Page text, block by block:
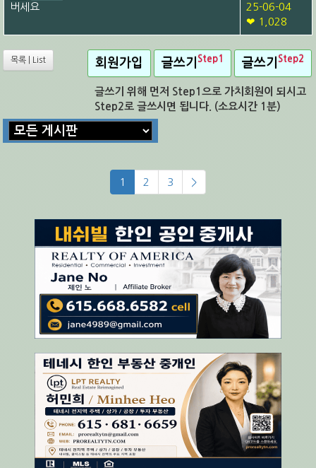
버세요
25-06-04
❤ 1,028
목록 | List 회원가입 글쓰기 Step1 글쓰기 Step2
글쓰기 위해 먼저 Step1으로 가치회원이 되시고
Step2로 글쓰시면 됩니다. (소요시간 1분)
1 2 3 >